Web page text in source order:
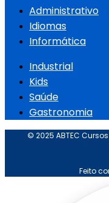
Administrativo
Idiomas
Informática
Industrial
Kids
Saúde
Gastronomia
© 2025 ABTEC
Feito